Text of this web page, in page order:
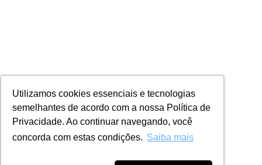
Utilizamos cookies essenciais e tecnologias
semelhantes de acordo com a nossa Política de
Privacidade. Ao continuar navegando, você
concorda com estas condições. Saiba mais